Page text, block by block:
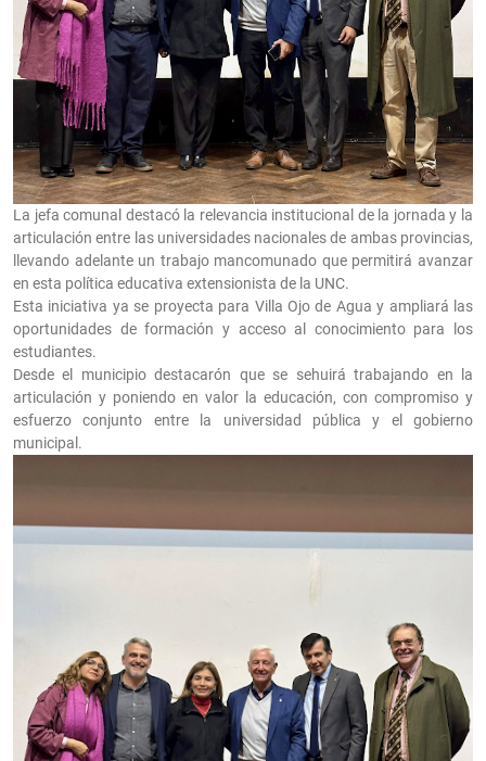
La jefa comunal destacó la relevancia institucional de la jornada y la
articulación entre las universidades nacionales de ambas provincias,
llevando adelante un trabajo mancomunado que permitirá avanzar
en esta política educativa extensionista de la UNC.
Esta iniciativa ya se proyecta para Villa Ojo de Agua y ampliará las
oportunidades de formación y acceso al conocimiento para los
estudiantes.
Desde el municipio destacarón que se sehuirá trabajando en la
articulación y poniendo en valor la educación, con compromiso y
esfuerzo conjunto entre la universidad pública y el gobierno
municipal.